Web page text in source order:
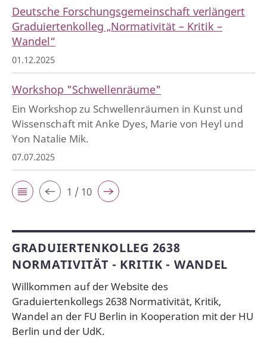
Deutsche Forschungsgemeinschaft verlängert
Graduiertenkolleg „Normativität – Kritik –
Wandel“
01.12.2025
Workshop "Schwellenräume"
Ein Workshop zu Schwellenräumen in Kunst und
Wissenschaft mit Anke Dyes, Marie von Heyl und
Yon Natalie Mik.
07.07.2025
1 / 10
GRADUIERTENKOLLEG 2638
NORMATIVITÄT - KRITIK - WANDEL
Willkommen auf der Website des
Graduiertenkollegs 2638 Normativität, Kritik,
Wandel an der FU Berlin in Kooperation mit der HU
Berlin und der UdK.